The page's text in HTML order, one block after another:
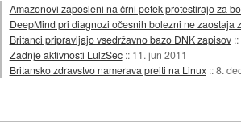
Amazonovi zaposleni na črni petek protestirajo za
DeepMind pri diagnozi očesnih bolezni ne zaostaja
Britanci pripravljajo vsedržavno bazo DNK zapisov ::
Zadnje aktivnosti LulzSec :: 11. jun 2011
Britansko zdravstvo namerava preiti na Linux ::8.